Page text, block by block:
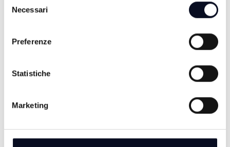
delNecessari
Preferenze
Statistiche
Marketing
CALCIO: Campedelli ha visto il vero spirito del Forlì,
"Pronti per il campionato" | VIDEO